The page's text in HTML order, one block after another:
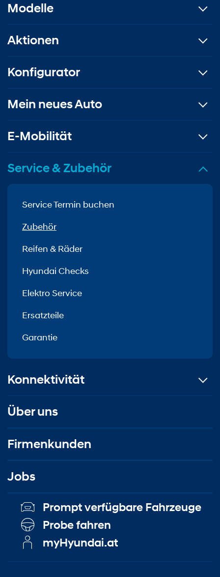
Modelle
Aktionen
Konfigurator
Mein neues Auto
E-Mobilität
Service & Zubehör
Service Termin buchen
Zubehör
Reifen & Räder
Hyundai Checks
Elektro Service
Ersatzteile
Garantie
Konnektivität
Über uns
Firmenkunden
Jobs
Prompt verfügbare Fahrzeuge
Probe fahren
myHyundai.at